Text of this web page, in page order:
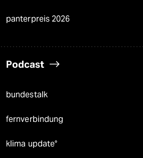
panterpreis 2026
Podcast
bundestalk
fernverbindung
klima update°